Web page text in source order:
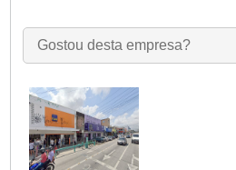
Qua:
09:00 - 18:00
Qui:
09:00 - 18:00
Sáb:
Fechado
Dom:
Fechado
Gostou desta empresa?